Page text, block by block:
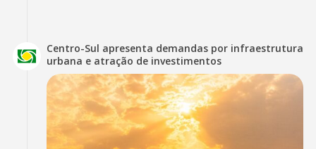
Centro-Sul apresenta demandas por infraestrutura
urbana e atração de investimentos